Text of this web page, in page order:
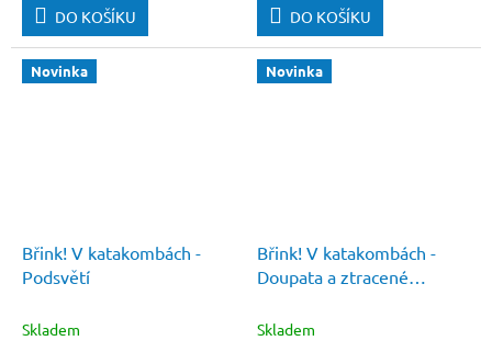
DO KOŠÍKU DO KOŠÍKU
Novinka
Břink! V katakombách -
Podsvětí
Skladem
Novinka
Břink! V katakombách -
Doupata a ztracené
Skladem